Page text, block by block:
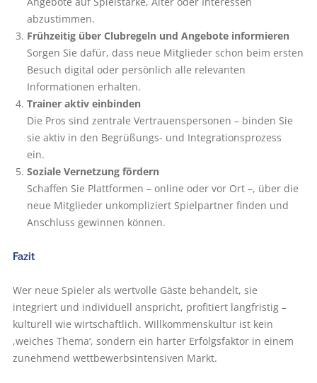
abzustimmen.
Frühzeitig über Clubregeln und Angebote informieren
Sorgen Sie dafür, dass neue Mitglieder schon beim ersten
Besuch digital oder persönlich alle relevanten
Informationen erhalten.
Trainer aktiv einbinden
Die Pros sind zentrale Vertrauenspersonen – binden Sie
sie aktiv in den Begrüßungs- und Integrationsprozess
ein.
Soziale Vernetzung fördern
Schaffen Sie Plattformen – online oder vor Ort –, über die
neue Mitglieder unkompliziert Spielpartner finden und
Anschluss gewinnen können.
Fazit
Wer neue Spieler als wertvolle Gäste behandelt, sie
integriert und individuell anspricht, profitiert langfristig –
kulturell wie wirtschaftlich. Willkommenskultur ist kein
,weiches Thema‘, sondern ein harter Erfolgsfaktor in einem
zunehmend wettbewerbsintensiven Markt.